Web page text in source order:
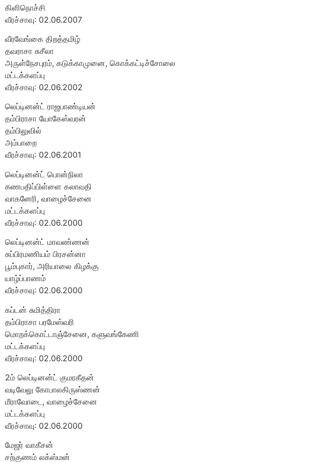
கிளிநொச்சி
வீரச்சாவு: 02.06.2007
வீரவேங்கை திறத்தமிழ்
தவராசா சுசீலா
அருள்நேசபுரம், கடுக்காமுனை, கொக்கட்டிச்சோலை
மட்டக்களப்பு
வீரச்சாவு: 02.06.2002
லெப்டினன்ட் ராஜபாண்டியன்
தம்பிராசா யோகேஸ்வரன்
தம்பிலுவில்
அம்பாறை
வீரச்சாவு: 02.06.2001
லெப்டினன்ட் பொன்நிலா
கணபதிப்பிள்ளை கலாவதி
வாகனேரி, வாழைச்சேனை
மட்டக்களப்பு
வீரச்சாவு: 02.06.2000
லெப்டினன்ட் மாவண்ணன்
சுப்பிரமணியம் பிரசன்னா
பூம்புகார், அரியாலை கிழக்கு
யாழ்ப்பாணம்
வீரச்சாவு: 02.06.2000
கப்டன் சுமித்திரா
தம்பிராசா பரமேஸ்வரி
மொறக்கொட்டாஞ்சேனை, களுவங்கேணி
மட்டக்களப்பு
வீரச்சாவு: 02.06.2000
2ம் லெப்டினன்ட் குமரகீதன்
வடிவேலு கோபாலகிருஸ்ணன்
மீராவோடை, வாழைச்சேனை
மட்டக்களப்பு
வீரச்சாவு: 02.06.2000
மேஜர் வாகீசன்
சற்குணம் லக்ஸ்மன்